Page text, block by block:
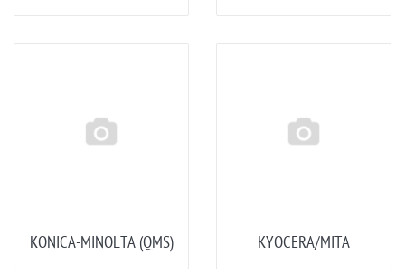
KONICA-MINOLTA (QMS) KYOCERA/MITA